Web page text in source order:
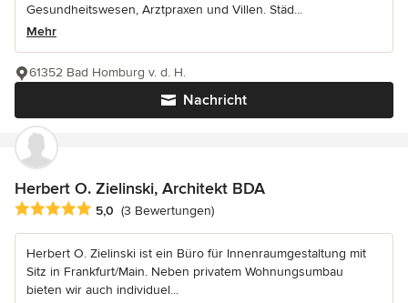
Gesundheitswesen, Arztpraxen und Villen. Städ...
Mehr
Nachricht
61352 Bad Homburg v. d. H.
Herbert O. Zielinski, Architekt BDA
Durchschnittliche Bewertung: 5 von 5 Sternen
5,0 (3 Bewertungen)
Herbert O. Zielinski ist ein Büro für Innenraumgestaltung mit
Sitz in Frankfurt/Main. Neben privatem Wohnungsumbau
bieten wir auch individuel...